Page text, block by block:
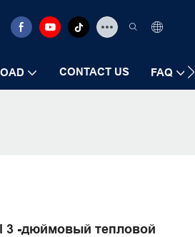
CONTACT US FAQ
3 -дюймовый тепловой